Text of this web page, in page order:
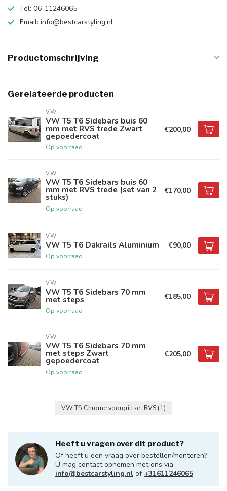
Tel: 06-11246065
Email: info@bestcarstyling.nl
Productomschrijving
Gerelateerde producten
VW
VW T5 T6 Sidebars buis 60
mm met RVS trede Zwart
gepoedercoat
Op voorraad
€200,00
VW
VW T5 T6 Sidebars buis 60
mm met RVS trede (set van 2
stuks)
Op voorraad
€170,00
VW
VW T5 T6 Dakrails Aluminium
Op voorraad
€90,00
VW
VW T5 T6 Sidebars 70 mm
met steps
Op voorraad
€185,00
VW
VW T5 T6 Sidebars 70 mm
met steps Zwart
gepoedercoat
Op voorraad
€205,00
VW T5 Chrome voorgrillset RVS (1)
Heeft u vragen over dit product?
Of heeft u een vraag over bestellen/monteren?
U mag contact opnemen met ons via
info@bestcarstyling.nl of +31611246065.